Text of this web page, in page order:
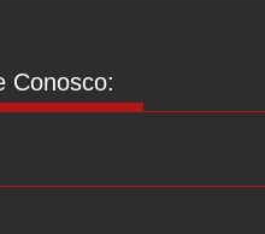
Conosco: